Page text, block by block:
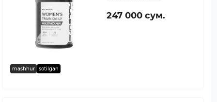
mashhur sotilgan
247 000 сум.